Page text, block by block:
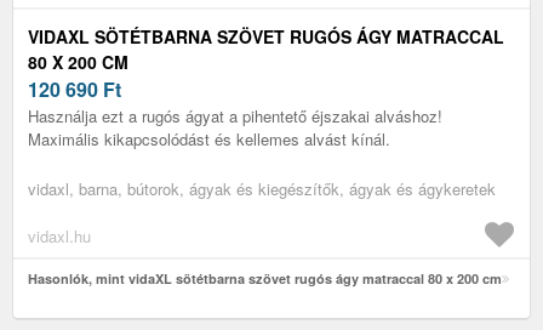
VIDAXL SÖTÉTBARNA SZÖVET RUGÓS ÁGY MATRACCAL
80 X 200 CM
120 690 Ft
Használja ezt a rugós ágyat a pihentető éjszakai alváshoz!
Maximális kikapcsolódást és kellemes alvást kínál.
vidaxl, barna, bútorok, ágyak és kiegészítők, ágyak és ágykeretek
vidaxl.hu
Hasonlók, mint vidaXL sötétbarna szövet rugós ágy matraccal 80 x 200 cm